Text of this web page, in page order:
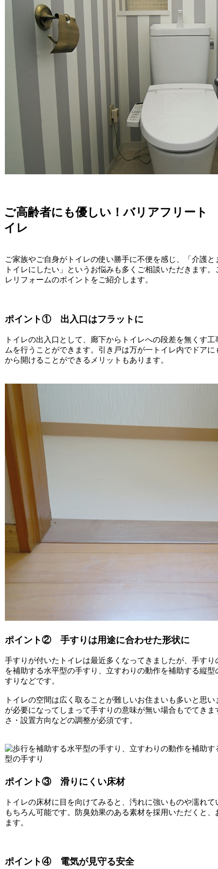
ご高齢者にも優しい！バリアフリート
イレ
ご家族やご自身がトイレの使い勝手に不便を感じ、「介護
トイレにしたい」というお悩みも多くご相談いただきます
レリフォームのポイントをご紹介します。
ポイント① 出入口はフラットに
トイレの出入口として、廊下からトイレへの段差を無くす
ムを行うことができます。引き戸は万が一トイレ内でドア
から開けることができるメリットもあります。
ポイント② 手すりは用途に合わせた形状に
手すりが付いたトイレは最近多くなってきましたが、手す
を補助する水平型の手すり、立すわりの動作を補助する縦
すりなどです。
トイレの空間は広く取ることが難しいお住まいも多いと思
が必要になってしまって手すりの意味が無い場合もでてき
さ・設置方向などの調整が必須です。
ポイント③ 滑りにくい床材
トイレの床材に目を向けてみると、汚れに強いものや濡れ
もちろん可能です。防臭効果のある素材を採用いただくと
ます。
ポイント④ 電気が見守る安全